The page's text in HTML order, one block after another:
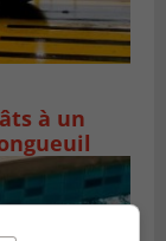
à un